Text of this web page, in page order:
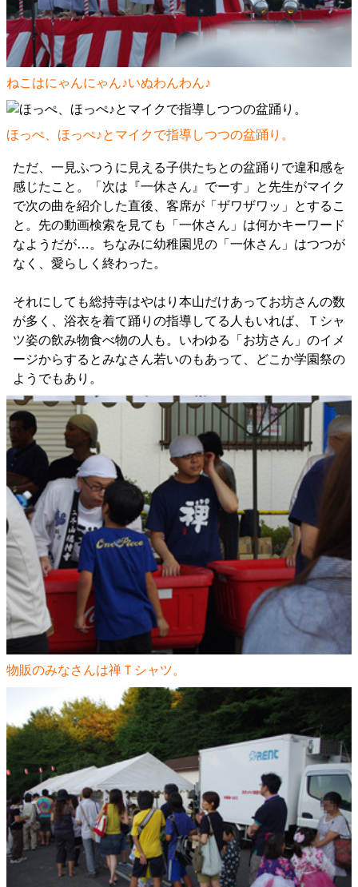
ねこはにゃんにゃん♪いぬわんわん♪
ほっぺ、ほっぺ♪とマイクで指導しつつの盆踊り。
ただ、一見ふつうに見える子供たちとの盆踊りで違和感を
感じたこと。「次は『一休さん』でーす」と先生がマイク
で次の曲を紹介した直後、客席が「ザワザワッ」とするこ
と。先の動画検索を見ても「一休さん」は何かキーワード
なようだが…。ちなみに幼稚園児の「一休さん」はつつが
なく、愛らしく終わった。
それにしても総持寺はやはり本山だけあってお坊さんの数
が多く、浴衣を着て踊りの指導してる人もいれば、Ｔシャ
ツ姿の飲み物食べ物の人も。いわゆる「お坊さん」のイメ
ージからするとみなさん若いのもあって、どこか学園祭の
ようでもあり。
物販のみなさんは禅Ｔシャツ。